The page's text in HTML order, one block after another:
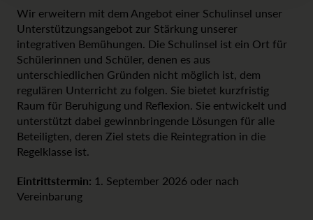
Wir erweitern mit dem Angebot einer Schulinsel unser
Unterstützungsangebot zur Stärkung unserer
integrativen Bemühungen. Die Schulinsel ist ein Ort für
Schülerinnen und Schüler, denen es aus
unterschiedlichen Gründen nicht möglich ist, dem
regulären Unterricht zu folgen. Sie bietet kurzfristig
Raum für Beruhigung und Reflexion. Sie entwickelt und
unterstützt dabei gewinnbringende Lösungen für alle
Beteiligten, deren Ziel stets die Reintegration in die
Regelklasse ist.
Eintrittstermin: 1. September 2026 oder nach
Vereinbarung